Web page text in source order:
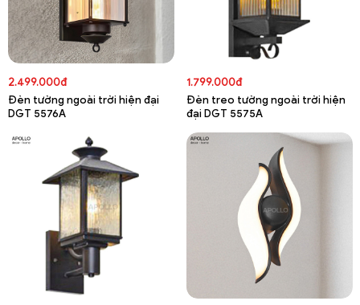
2.499.000đ
Đèn tường ngoài trời hiện đại
DGT 5576A
1.799.000đ
Đèn treo tường ngoài trời hiện
đại DGT 5575A